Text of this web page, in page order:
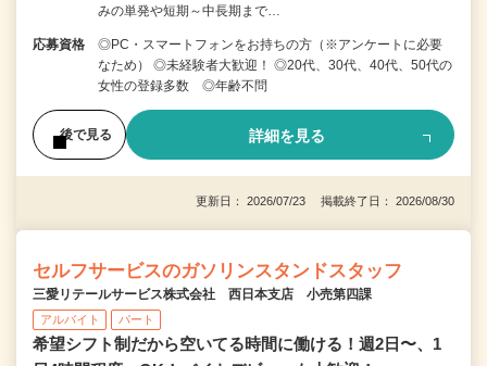
みの単発や短期～中長期まで…
応募資格
◎PC・スマートフォンをお持ちの方（※アンケートに必要
なため） ◎未経験者大歓迎！ ◎20代、30代、40代、50代の
女性の登録多数 ◎年齢不問
後で見る 詳細を見る
更新日： 2026/07/23 掲載終了日： 2026/08/30
セルフサービスのガソリンスタンドスタッフ
三愛リテールサービス株式会社 西日本支店 小売第四課
アルバイト パート
希望シフト制だから空いてる時間に働ける！週2日〜、1